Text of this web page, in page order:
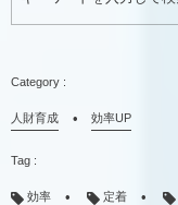
人財育成 効率UP
効率 定着